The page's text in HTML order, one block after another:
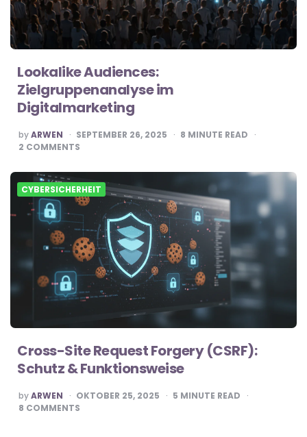
Lookalike Audiences:
Zielgruppenanalyse im
Digitalmarketing
POSTED
BY
byARWEN SEPTEMBER 26, 2025 8 MINUTE READ
2 COMMENTS
CYBERSICHERHEIT
Cross-Site Request Forgery (CSRF):
Schutz & Funktionsweise
POSTED
BY
byARWEN OKTOBER 25, 2025 5 MINUTE READ
8 COMMENTS